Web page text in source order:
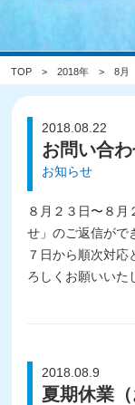
TOP 2018年 8月
2018.08.22
お問い合
お知らせ
８月２３日〜８月
せ」のご返信がで
７日から順次対応
ろしくお願いいた
2018.08.9
夏期休業